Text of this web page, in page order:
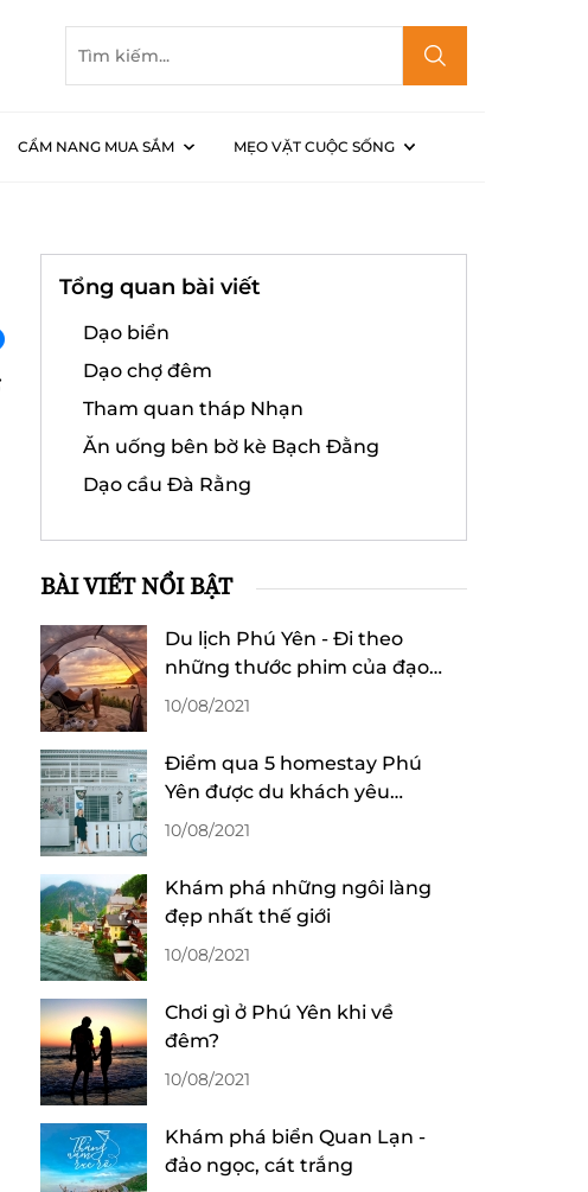
CẨM NANG MUA SẮM MẸO VẶT CUỘC SỐNG
Tổng quan bài viết
Dạo biển
Dạo chợ đêm
Tham quan tháp Nhạn
Ăn uống bên bờ kè Bạch Đằng
Dạo cầu Đà Rằng
BÀI VIẾT NỔI BẬT
Du lịch Phú Yên - Đi theo
những thước phim của đạo
diễn Victor Vũ
10/08/2021
Điểm qua 5 homestay Phú
Yên được du khách yêu
thích
10/08/2021
Khám phá những ngôi làng
đẹp nhất thế giới
10/08/2021
Chơi gì ở Phú Yên khi về
đêm?
10/08/2021
Khám phá biển Quan Lạn -
đảo ngọc, cát trắng